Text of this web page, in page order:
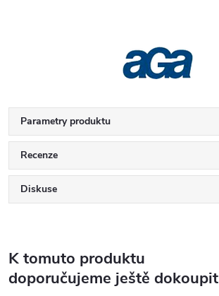
Parametry produktu
Recenze
Diskuse
K tomuto produktu
doporučujeme ještě dokoupit